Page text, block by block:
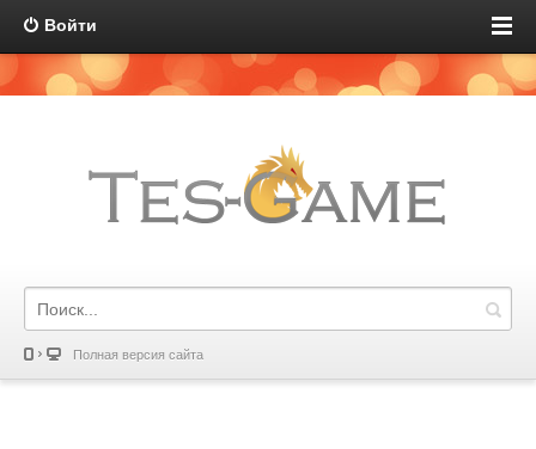
Войти
Полная версия сайта